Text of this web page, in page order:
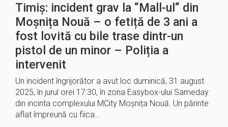
Timiș: incident grav la “Mall-ul“ din
Moșnița Nouă – o fetiță de 3 ani a
fost lovită cu bile trase dintr-un
pistol de un minor – Poliția a
intervenit
Un incident îngrijorător a avut loc duminică, 31 august
2025, în jurul orei 17:30, în zona Easybox-ului Sameday
din incinta complexului MCity Moșnița Nouă. Un părinte
aflat împreună cu fiica…